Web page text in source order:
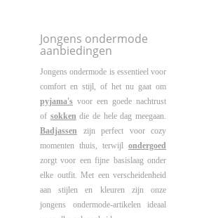
Jongens ondermode
aanbiedingen
Jongens ondermode is essentieel voor
comfort en stijl, of het nu gaat om
pyjama's voor een goede nachtrust
of sokken die de hele dag meegaan.
Badjassen zijn perfect voor cozy
momenten thuis, terwijl ondergoed
zorgt voor een fijne basislaag onder
elke outfit. Met een verscheidenheid
aan stijlen en kleuren zijn onze
jongens ondermode-artikelen ideaal